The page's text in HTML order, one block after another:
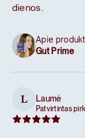
dienos.
Apie
Gut Prime
L Laumė
Patvirtintas